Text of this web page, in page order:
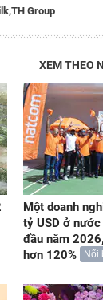
TH Group
XEM THEO
Một doanh
tỷ USD ở
đầu năm
hơn 120%
Nổi